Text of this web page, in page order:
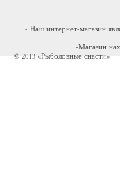
- Наш интернет-магазин
-Магазин
© 2013 «Рыболовные снасти»